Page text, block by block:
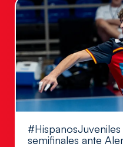
semifinales ante